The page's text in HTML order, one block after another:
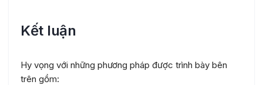
Kết luận
Hy vọng với những phương pháp được trình bày bên
trên gồm: